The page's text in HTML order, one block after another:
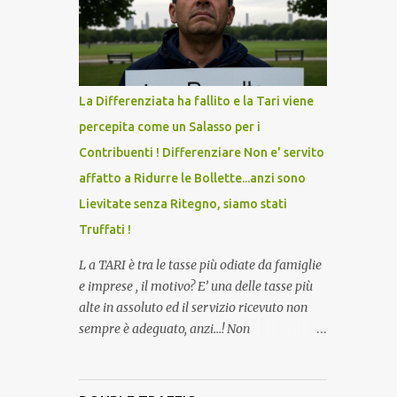
lo scopo della temperatura? Qualcuno a suo
tempo ribattezzo' il Vaccino come: l' Amaro
del Capo, era "spettacolare Ghiacciato, ma
andava bene anche, a Temperatura
Ambiente"! Riproponiamo l'articolo per NON
La Differenziata ha fallito e la Tari viene
percepita come un Salasso per i
Contribuenti ! Differenziare Non e' servito
affatto a Ridurre le Bollette...anzi sono
Lievitate senza Ritegno, siamo stati
Truffati !
L a TARI è tra le tasse più odiate da famiglie
e imprese , il motivo? E’ una delle tasse più
alte in assoluto ed il servizio ricevuto non
sempre è adeguato, anzi…! Non
cittadini direttamente a casa, abbiamo